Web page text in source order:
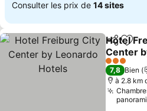
Consulter les prix de 14 sites
Partager
Hotel
Center
Hotels
3 Étoiles
7,8 Bien
à 2.8 km